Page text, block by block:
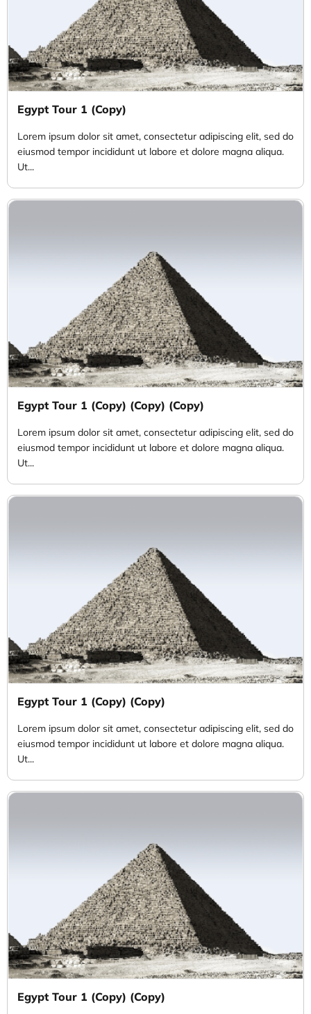
Egypt Tour 1 (Copy)
Lorem ipsum dolor sit amet, consectetur adipiscing elit, sed do
eiusmod tempor incididunt ut labore et dolore magna aliqua.
Ut...
Egypt Tour 1 (Copy) (Copy) (Copy)
Lorem ipsum dolor sit amet, consectetur adipiscing elit, sed do
eiusmod tempor incididunt ut labore et dolore magna aliqua.
Ut...
Egypt Tour 1 (Copy) (Copy)
Lorem ipsum dolor sit amet, consectetur adipiscing elit, sed do
eiusmod tempor incididunt ut labore et dolore magna aliqua.
Ut...
Egypt Tour 1 (Copy) (Copy)